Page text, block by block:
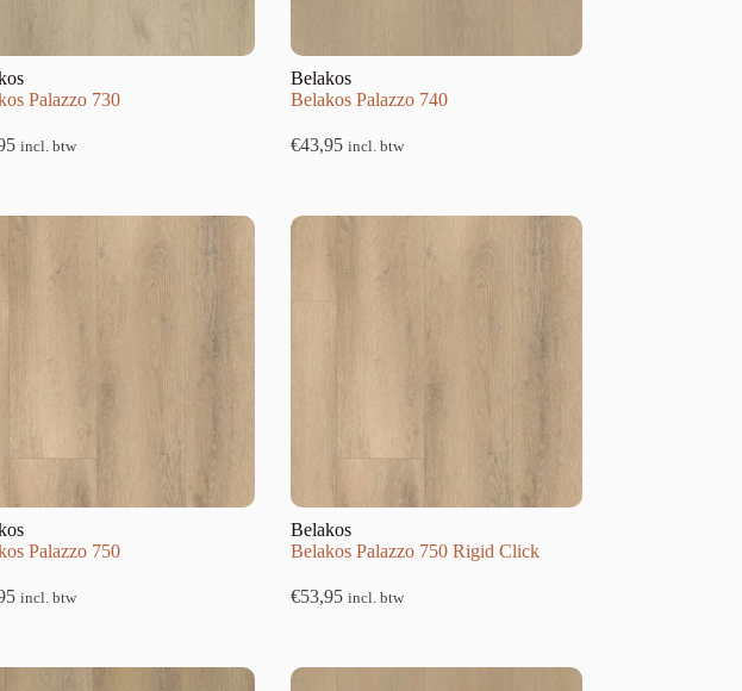
Palazzo 730
incl. btw
Belakos
Belakos Palazzo 740
€43,95 incl. btw
Palazzo 750
incl. btw
Belakos
Belakos Palazzo 750 Rigid Click
€53,95 incl. btw